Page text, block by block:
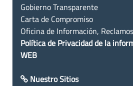
Gobierno Transparente
Carta de Compromiso
Oficina de Información,
Política de Privacidad de la
WEB
Nuestro Sitios